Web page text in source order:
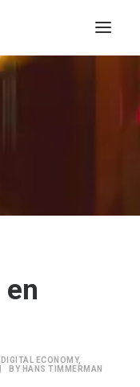
DIGITAL ECONOMY,
BY HANS TIMMERMAN